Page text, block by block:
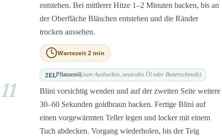
entstehen. Bei mittlerer Hitze 1–2 Minuten backen, bis an
der Oberfläche Bläschen entstehen und die Ränder
trocken aussehen.
Wartezeit 2 min
2ELPflanzenöl(zum Ausbacken, neutrales Öl oder Butterschmalz)
11
Blini vorsichtig wenden und auf der zweiten Seite weitere
30–60 Sekunden goldbraun backen. Fertige Blini auf
einen vorgewärmten Teller legen und locker mit einem
Tuch abdecken. Vorgang wiederholen, bis der Teig